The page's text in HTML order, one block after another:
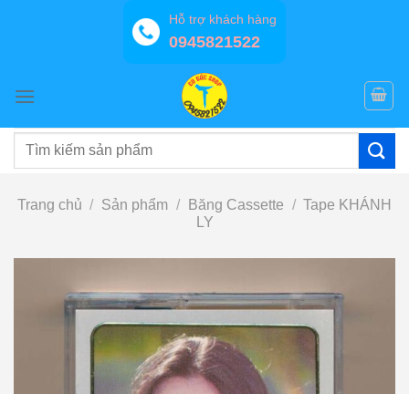
Hỗ trợ khách hàng
0945821522
Tìm
Trang chủ / Sản phẩm / Băng Cassette / Tape KHÁNH
LY